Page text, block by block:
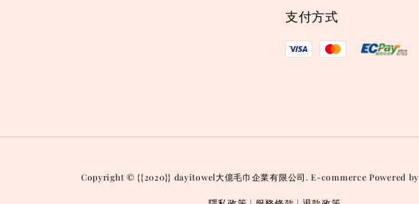
支付方式
Copyright © {{2020}} dayitowel大億毛巾企業有限公司. E-commerce Powered by